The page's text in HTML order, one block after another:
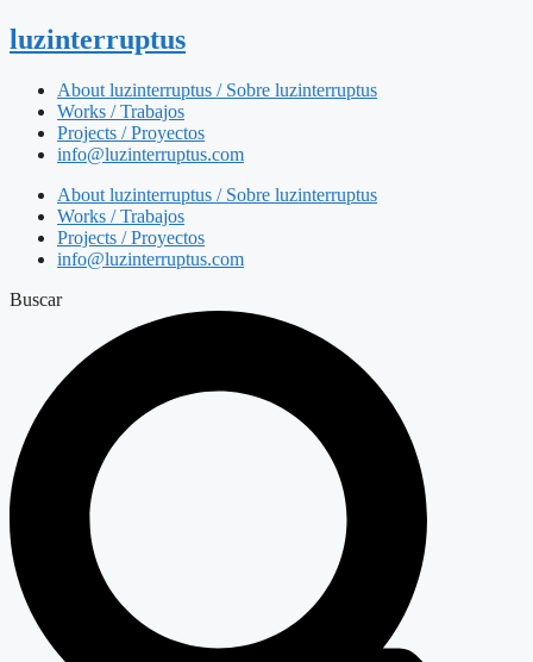
luzinterruptus
About luzinterruptus / Sobre luzinterruptus
Works / Trabajos
Projects / Proyectos
info@luzinterruptus.com
About luzinterruptus / Sobre luzinterruptus
Works / Trabajos
Projects / Proyectos
info@luzinterruptus.com
Buscar